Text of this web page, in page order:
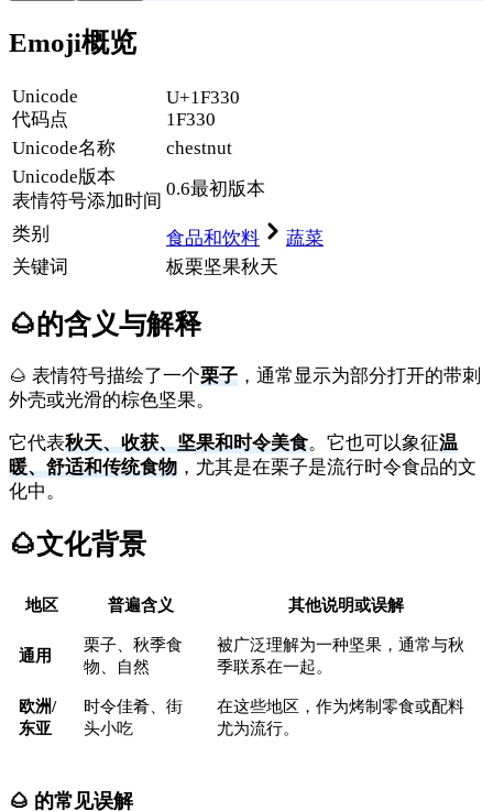
Emoji概览
Unicode
代码点
U+1F330
1F330
Unicode名称
chestnut
Unicode版本
表情符号添加时间
0.6最初版本
类别 食品和饮料
蔬菜
关键词
板栗坚果秋天
🌰的含义与解释
🌰 表情符号描绘了一个栗子 ，通常显示为部分打开的带刺
外壳或光滑的棕色坚果。
它代表秋天、收获、坚果和时令美食。它也可以象征温
暖、舒适和传统食物 ，尤其是在栗子是流行时令食品的文
化中。
🌰文化背景
地区 普遍含义 其他说明或误解
通用
栗子、秋季食
物、自然
被广泛理解为一种坚果，通常与秋
季联系在一起。
欧洲/
东亚
时令佳肴、街
头小吃
在这些地区，作为烤制零食或配料
尤为流行。
🌰 的常见误解